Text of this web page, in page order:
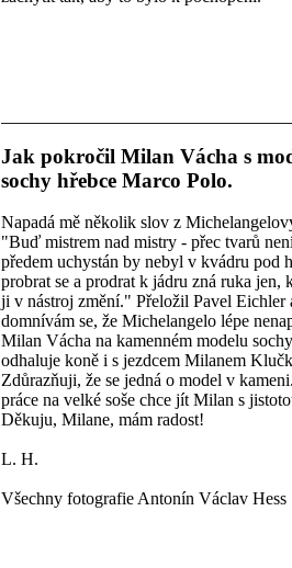
Jak pokročil Milan Vácha s
sochy hřebce Marco Polo.
Napadá mě několik slov z
"Buď mistrem nad mistry - přec tvarů
předem uchystán by nebyl v kvádru pod
probrat se a prodrat k jádru zná ruka jen,
ji v nástroj změní." Přeložil Pavel Eichler
domnívám se, že Michelangelo lépe
Milan Vácha na kamenném modelu
odhaluje koně i s jezdcem Milanem
Zdůrazňuji, že se jedná o model v
práce na velké soše chce jít Milan s
Děkuju, Milane, mám radost!
L. H.
Všechny fotografie Antonín Václav Hess